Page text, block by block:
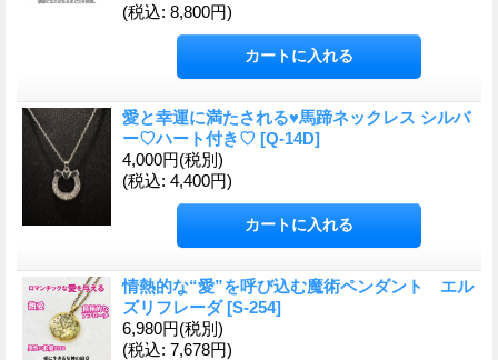
(税込: 8,800円)
愛と幸運に満たされる♥馬蹄ネックレス シルバ
ー♡ハート付き♡ [Q-14D]
4,000円(税別)
(税込: 4,400円)
情熱的な“愛”を呼び込む魔術ペンダント エル
ズリフレーダ[S-254]
6,980円(税別)
(税込: 7,678円)